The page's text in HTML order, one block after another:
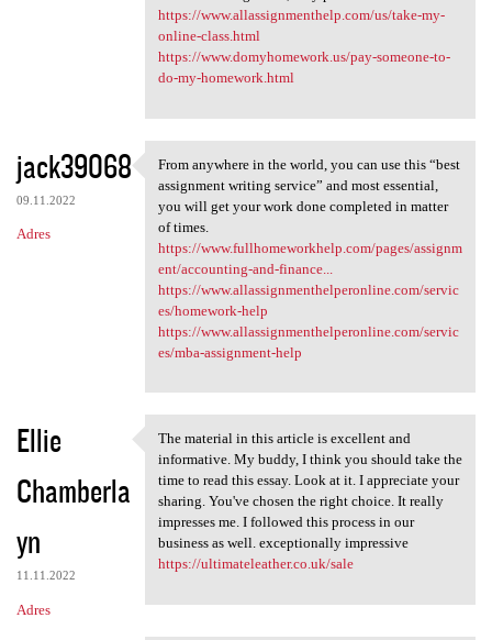
https://www.allassignmenthelp.com/us/take-my-
online-class.html
https://www.domyhomework.us/pay-someone-to-
do-my-homework.html
jack39068
09.11.2022
Adres
From anywhere in the world,
From anywhere in the world, you can use this “best
assignment writing service” and most essential,
you will get your work done completed in matter
of times.
https://www.fullhomeworkhelp.com/pages/assignm
ent/accounting-and-finance...
https://www.allassignmenthelperonline.com/servic
es/homework-help
https://www.allassignmenthelperonline.com/servic
es/mba-assignment-help
Ellie
Chamberla
yn
11.11.2022
Adres
The material in this article
The material in this article is excellent and
informative. My buddy, I think you should take the
time to read this essay. Look at it. I appreciate your
sharing. You've chosen the right choice. It really
impresses me. I followed this process in our
business as well. exceptionally impressive
https://ultimateleather.co.uk/sale